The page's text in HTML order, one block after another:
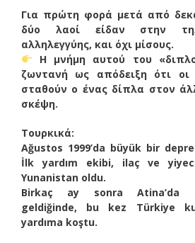
Για πρώτη φορά μετά από
δύο λαοί είδαν στην
αλληλεγγύης, και όχι μίσους.
Η μνήμη αυτού του
ζωντανή ως απόδειξη ότι
σταθούν ο ένας δίπλα στον
σκέψη.
Τουρκικά:
Ağustos 1999’da büyük bir
İlk yardım ekibi, ilaç ve
Yunanistan oldu.
Birkaç ay sonra Atina’da
geldiğinde, bu kez Türkiye
yardıma koştu.